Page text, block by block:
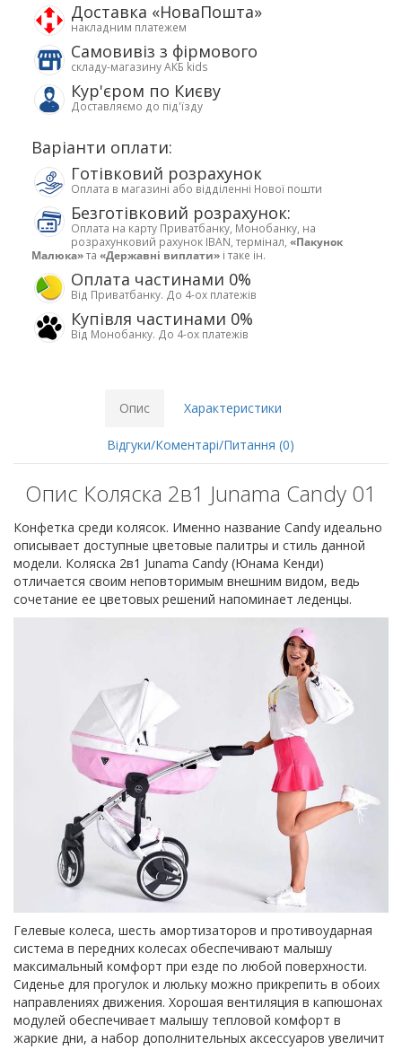
Доставка «НоваПошта»
накладним платежем
Самовивіз з фірмового
складу-магазину АКБ kids
Кур'єром по Києву
Доставляємо до під'їзду
Варіанти оплати:
Готівковий розрахунок
Оплата в магазині або відділенні Нової пошти
Безготівковий розрахунок:
Оплата на карту Приватбанку, Монобанку, на
розрахунковий рахунок IBAN, термінал, «Пакунок
Малюка»та «Державні виплати» і таке ін.
Оплата частинами 0%
Від Приватбанку. До 4-ох платежів
Купівля частинами 0%
Від Монобанку. До 4-ох платежів
Опис Характеристики
Відгуки/Коментарі/Питання (0)
Опис Коляска 2в1 Junama Candy 01
Конфетка среди колясок. Именно название Candy идеально
описывает доступные цветовые палитры и стиль данной
модели. Коляска 2в1 Junama Candy (Юнама Кенди)
отличается своим неповторимым внешним видом, ведь
сочетание ее цветовых решений напоминает леденцы.
Гелевые колеса, шесть амортизаторов и противоударная
система в передних колесах обеспечивают малышу
максимальный комфорт при езде по любой поверхности.
Сиденье для прогулок и люльку можно прикрепить в обоих
направлениях движения. Хорошая вентиляция в капюшонах
модулей обеспечивает малышу тепловой комфорт в
жаркие дни, а набор дополнительных аксессуаров увеличит